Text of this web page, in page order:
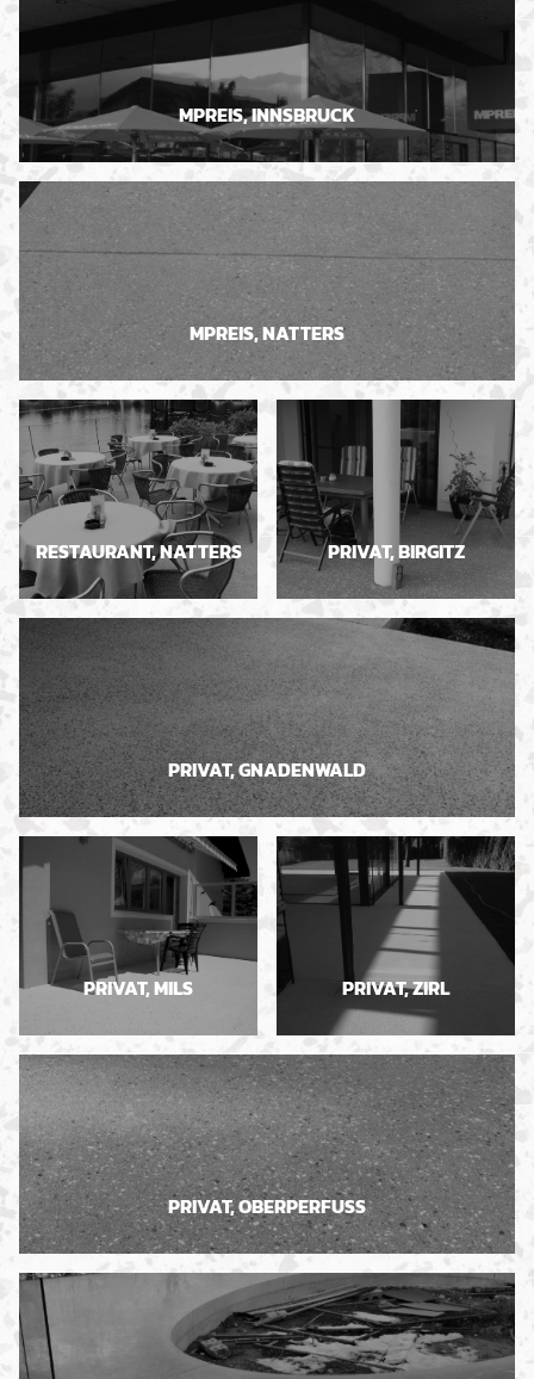
MPREIS, INNSBRUCK
MPREIS, NATTERS
RESTAURANT, NATTERS PRIVAT, BIRGITZ
PRIVAT, GNADENWALD
PRIVAT, MILS PRIVAT, ZIRL
PRIVAT, OBERPERFUSS